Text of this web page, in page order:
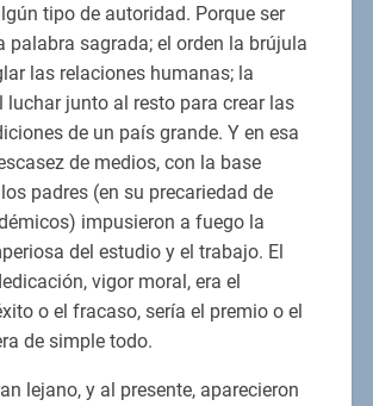
tipo de autoridad. Porque ser
palabra sagrada; el orden la brújula
las relaciones humanas; la
luchar junto al resto para crear las
de un país grande. Y en esa
de medios, con la base
padres (en su precariedad de
impusieron a fuego la
del estudio y el trabajo. El
vigor moral, era el
o el fracaso, sería el premio o el
de simple todo.
lejano, y al presente, aparecieron